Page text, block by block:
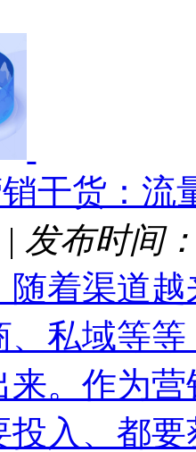
干货：流
| 发布时间
随着渠道
、私域等
来。作为
投入、都